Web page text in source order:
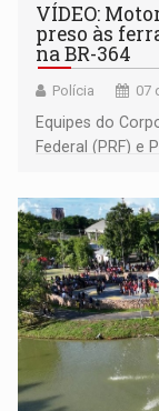
VÍDEO:
preso às
na BR-364
Polícia 07
Equipes do
Federal (PRF) e